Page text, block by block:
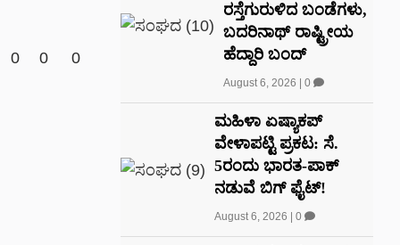
0 0 0
ರಸ್ತೆಗುರುಳಿದ ಬಂಡೆಗಳು,
ಬದರಿನಾಥ್‌ ರಾಷ್ಟ್ರೀಯ
ಹೆದ್ದಾರಿ ಬಂದ್‌
August 6, 2026 0
ಮಹಿಳಾ ಏಷ್ಯಾಕಪ್
ವೇಳಾಪಟ್ಟಿ ಪ್ರಕಟ: ಸೆ.
5ರಂದು ಭಾರತ-ಪಾಕ್‌
ನಡುವೆ ಬಿಗ್ ಫೈಟ್!
August 6, 2026 0